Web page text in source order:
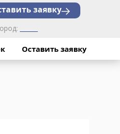
заявку
Оставить заявку